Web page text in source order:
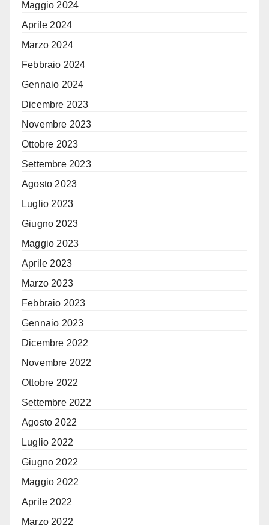
Maggio 2024
Aprile 2024
Marzo 2024
Febbraio 2024
Gennaio 2024
Dicembre 2023
Novembre 2023
Ottobre 2023
Settembre 2023
Agosto 2023
Luglio 2023
Giugno 2023
Maggio 2023
Aprile 2023
Marzo 2023
Febbraio 2023
Gennaio 2023
Dicembre 2022
Novembre 2022
Ottobre 2022
Settembre 2022
Agosto 2022
Luglio 2022
Giugno 2022
Maggio 2022
Aprile 2022
Marzo 2022